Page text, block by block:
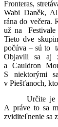
Fronteras,
Wabi Daněk,
rána do večera.
už na Festivale
Tieto dve
počúva – sú to
Objavili sa aj
a Cauldron
S niektorými
v Piešťanoch,
Určite je
A práve to sa
zviditeľnenie sa